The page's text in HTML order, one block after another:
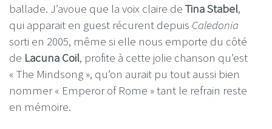
ballade. J’avoue que la voix claire de Tina Stabel,
qui apparait en guest récurent depuis Caledonia
sorti en 2005, même si elle nous emporte du côté
de Lacuna Coil, profite à cette jolie chanson qu’est
« The Mindsong », qu’on aurait pu tout aussi bien
nommer « Emperor of Rome » tant le refrain reste
en mémoire.